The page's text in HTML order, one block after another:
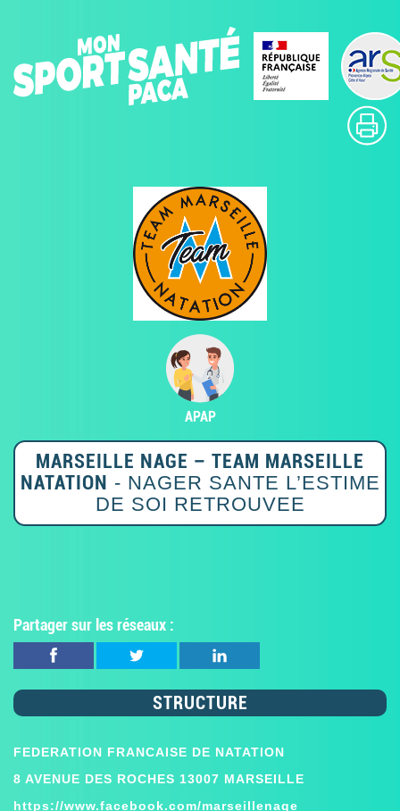
APAP
MARSEILLE NAGE – TEAM MARSEILLE
NATATION - NAGER SANTE L’ESTIME
DE SOI RETROUVEE
Partager sur les réseaux :
STRUCTURE
FEDERATION FRANCAISE DE NATATION
8 AVENUE DES ROCHES 13007 MARSEILLE
https://www.facebook.com/marseillenage